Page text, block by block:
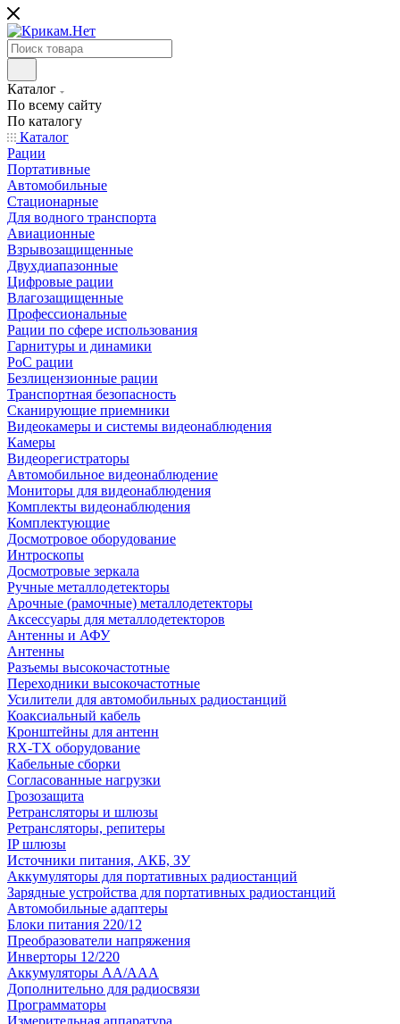
Каталог
По всему сайту
По каталогу
Каталог
Рации
Портативные
Автомобильные
Стационарные
Для водного транспорта
Авиационные
Взрывозащищенные
Двухдиапазонные
Цифровые рации
Влагозащищенные
Профессиональные
Рации по сфере использования
Гарнитуры и динамики
PoC рации
Безлицензионные рации
Транспортная безопасность
Сканирующие приемники
Видеокамеры и системы видеонаблюдения
Камеры
Видеорегистраторы
Автомобильное видеонаблюдение
Мониторы для видеонаблюдения
Комплекты видеонаблюдения
Комплектующие
Досмотровое оборудование
Интроскопы
Досмотровые зеркала
Ручные металлодетекторы
Арочные (рамочные) металлодетекторы
Аксессуары для металлодетекторов
Антенны и АФУ
Антенны
Разъемы высокочастотные
Переходники высокочастотные
Усилители для автомобильных радиостанций
Коаксиальный кабель
Кронштейны для антенн
RX-TX оборудование
Кабельные сборки
Согласованные нагрузки
Грозозащита
Ретрансляторы и шлюзы
Ретрансляторы, репитеры
IP шлюзы
Источники питания, АКБ, ЗУ
Аккумуляторы для портативных радиостанций
Зарядные устройства для портативных радиостанций
Автомобильные адаптеры
Блоки питания 220/12
Преобразователи напряжения
Инверторы 12/220
Аккумуляторы АА/ААА
Дополнительно для радиосвязи
Программаторы
Измерительная аппаратура